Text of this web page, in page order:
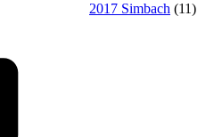
2017 Simbach (11)